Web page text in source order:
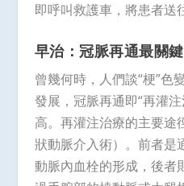
即呼叫救護車，將患者送
早治：冠脈再通最關鍵
曾幾何時，人們談“梗”色
發展，冠脈再通即“再灌
高。再灌注治療的主要途
狀動脈介入術）。前者是
動脈內血栓的形成，後者